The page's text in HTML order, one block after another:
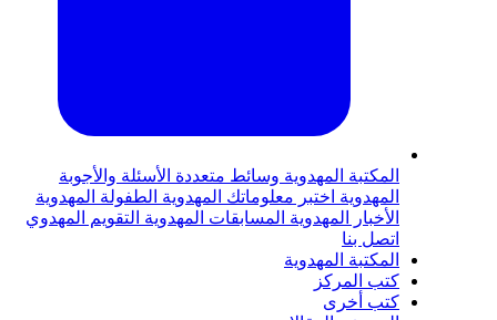
المهدويةوسائط متعددةالأسئلة والأجوبة
اختبر معلوماتك المهدويةالطفولة المهدوية
المهدويةالمسابقات المهدويةالتقويم المهدوي
المهدوية